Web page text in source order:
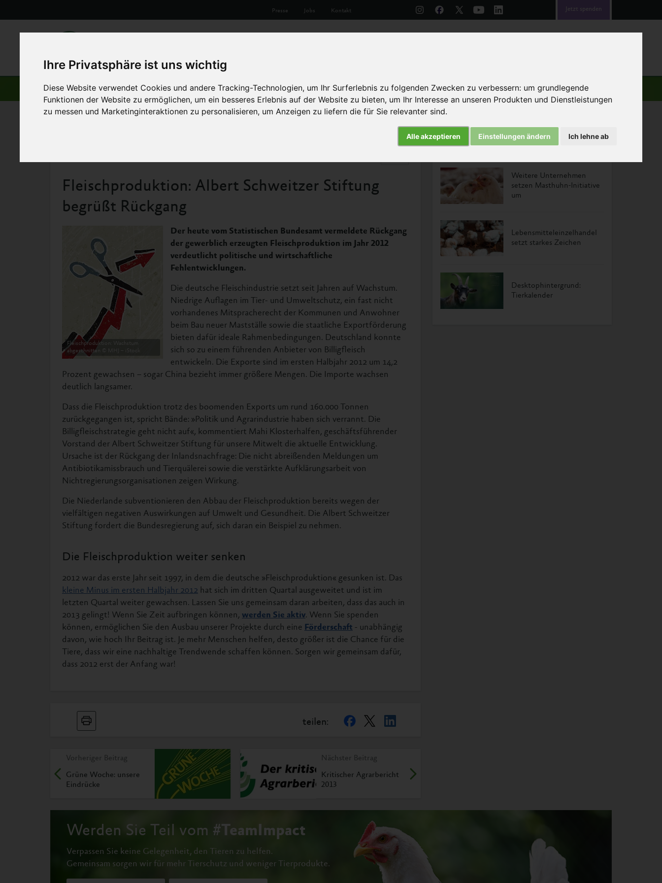
Ihre Privatsphäre ist uns wichtig
Diese Website verwendet Cookies und andere Tracking-Technologien, um Ihr Surferlebnis zu folgenden Zwecken zu verbessern: um grundlegende
Funktionen der Website zu ermöglichen, um ein besseres Erlebnis auf der Website zu bieten, um Ihr Interesse an unseren Produkten und Dienstleistungen
zu messen und Marketinginteraktionen zu personalisieren, um Anzeigen zu liefern die für Sie relevanter sind.
Alle akzeptieren Ich lehne ab
Einstellungen ändern
Presse Jobs Kontakt Jetzt spenden
AKTUELLE BEITRÄGE
Fleischproduktion: Albert Schweitzer Stiftung
begrüßt Rückgang
Fleischproduktion: Wachstum
abgeschnitten © MHJ – iStock
Der heute vom Statistischen Bundesamt vermeldete Rückgang
der gewerblich erzeugten Fleischproduktion im Jahr 2012
verdeutlicht politische und wirtschaftliche
Fehlentwicklungen.
Die deutsche Fleischindustrie setzt seit Jahren auf Wachstum.
Niedrige Auflagen im Tier- und Umweltschutz, ein fast nicht
vorhandenes Mitspracherecht der Kommunen und Anwohner
beim Bau neuer Mastställe sowie die staatliche Exportförderung
bieten dafür ideale Rahmenbedingungen. Deutschland konnte
sich so zu einem führenden Anbieter von Billigfleisch
entwickeln. Die Exporte sind im ersten Halbjahr 2012 um 14,2
Prozent gewachsen – sogar China bezieht immer größere Mengen. Die Importe wachsen
deutlich langsamer.
Dass die Fleischproduktion trotz des boomenden Exports um rund 160.000 Tonnen
zurückgegangen ist, spricht Bände: »Politik und Agrarindustrie haben sich verrannt. Die
Billigfleischstrategie geht nicht auf«, kommentiert Mahi Klosterhalfen, geschäftsführender
Vorstand der Albert Schweitzer Stiftung für unsere Mitwelt die aktuelle Entwicklung.
Ursache ist der Rückgang der Inlandsnachfrage: Die nicht abreißenden Meldungen um
Antibiotikamissbrauch und Tierquälerei sowie die verstärkte Aufklärungsarbeit von
Nichtregierungsorganisationen zeigen Wirkung.
Die Niederlande subventionieren den Abbau der Fleischproduktion bereits wegen der
vielfältigen negativen Auswirkungen auf Umwelt und Gesundheit. Die Albert Schweitzer
Stiftung fordert die Bundesregierung auf, sich daran ein Beispiel zu nehmen.
Die Fleischproduktion weiter senken
2012 war das erste Jahr seit 1997, in dem die deutsche »Fleischproduktion« gesunken ist. Das
kleine Minus im ersten Halbjahr 2012 hat sich im dritten Quartal ausgeweitet und ist im
letzten Quartal weiter gewachsen. Lassen Sie uns gemeinsam daran arbeiten, dass das auch in
2013 gelingt! Wenn Sie Zeit aufbringen können, werden Sie aktiv. Wenn Sie spenden
können, ermöglichen Sie den Ausbau unserer Projekte durch eine Förderschaft - unabhängig
davon, wie hoch Ihr Beitrag ist. Je mehr Menschen helfen, desto größer ist die Chance für die
Tiere, dass wir eine nachhaltige Trendwende schaffen können. Sorgen wir gemeinsam dafür,
dass 2012 erst der Anfang war!
teilen:
Vorheriger Beitrag
Grüne Woche: unsere
Eindrücke
Nächster Beitrag
Kritischer Agrarbericht
2013
Weitere Unternehmen
setzen Masthuhn-Initiative
um
Lebensmitteleinzelhandel
setzt starkes Zeichen
Desktophintergrund:
Tierkalender
Werden Sie Teil vom #TeamImpact
Verpassen Sie keine Gelegenheit, den Tieren zu helfen.
Gemeinsam sorgen wir für mehr Tierschutz und weniger Tierprodukte.